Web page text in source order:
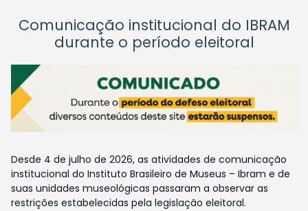
Comunicação institucional do IBRAM
durante o período eleitoral
Desde 4 de julho de 2026, as atividades de comunicação
institucional do Instituto Brasileiro de Museus – Ibram e de
suas unidades museológicas passaram a observar as
restrições estabelecidas pela legislação eleitoral.